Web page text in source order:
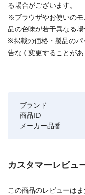
る場合がございます。
※ブラウザやお使いの
品の色味が若干異なる場
※掲載の価格・製品のパ
告なく変更することがあ
ブランド
商品ID
メーカー品番
カスタマーレビュ
この商品のレビューはま